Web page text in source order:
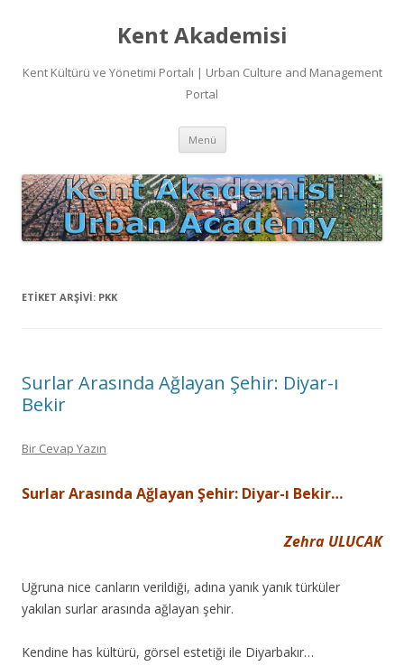
Kent Akademisi
Kent Kültürü ve Yönetimi Portalı | Urban Culture and Management
Portal
Menü İçeriğe
ETIKET ARŞIVI: PKK
Surlar Arasında Ağlayan Şehir: Diyar-ı
Bekir
Bir Cevap Yazın
Surlar Arasında Ağlayan Şehir: Diyar-ı Bekir…
Zehra ULUCAK
Uğruna nice canların verildiği, adına yanık yanık türküler
yakılan surlar arasında ağlayan şehir.
Kendine has kültürü, görsel estetiği ile Diyarbakır…